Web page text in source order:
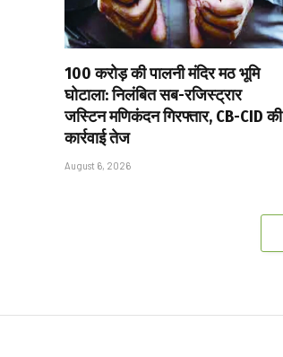
₹100 करोड़ की पालनी मंदिर मठ भूमि
घोटाला: निलंबित सब-रजिस्ट्रार
जस्टिन मणिकंदन गिरफ्तार, CB-CID की
कार्रवाई तेज
August 6, 2026